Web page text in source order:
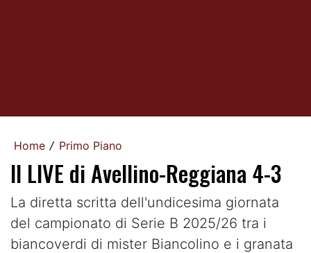
Home / Primo Piano
Il LIVE di Avellino-Reggiana 4-3
La diretta scritta dell'undicesima giornata
del campionato di Serie B 2025/26 tra i
biancoverdi di mister Biancolino e i granata